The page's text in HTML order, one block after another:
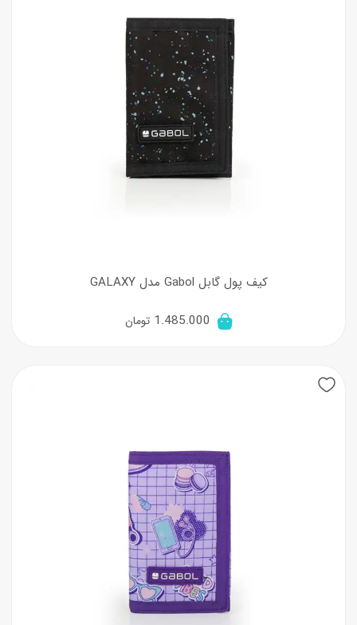
کیف پول گابل Gabol مدل GALAXY
1.485.000 تومان